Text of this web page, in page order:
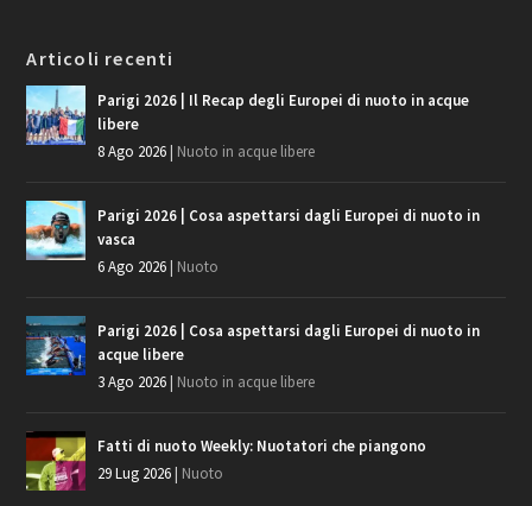
Articoli recenti
Parigi 2026 | Il Recap degli Europei di nuoto in acque
libere
8 Ago 2026| Nuoto in acque libere
Parigi 2026 | Cosa aspettarsi dagli Europei di nuoto in
vasca
6 Ago 2026| Nuoto
Parigi 2026 | Cosa aspettarsi dagli Europei di nuoto in
acque libere
3 Ago 2026| Nuoto in acque libere
Fatti di nuoto Weekly: Nuotatori che piangono
29 Lug 2026| Nuoto